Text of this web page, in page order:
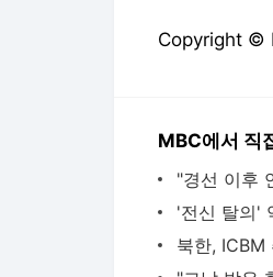
'서울대 N